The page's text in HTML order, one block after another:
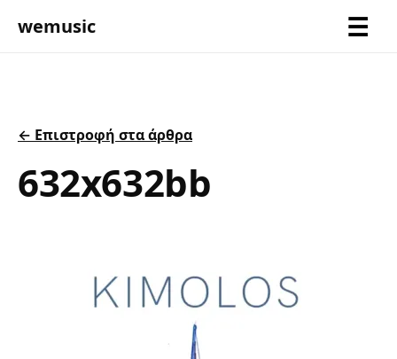
wemusic
← Επιστροφή στα άρθρα
632x632bb